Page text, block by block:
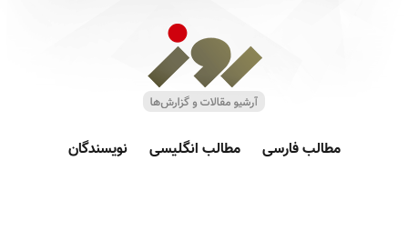
مطالب فارسی مطالب انگلیسی نویسندگان